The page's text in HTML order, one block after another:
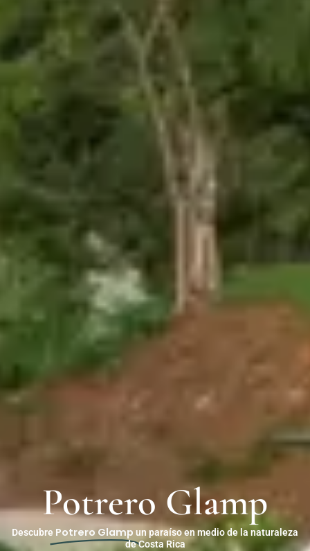
Potrero Glamp
Descubre Potrero Glamp un paraíso en medio de la naturaleza
de Costa Rica